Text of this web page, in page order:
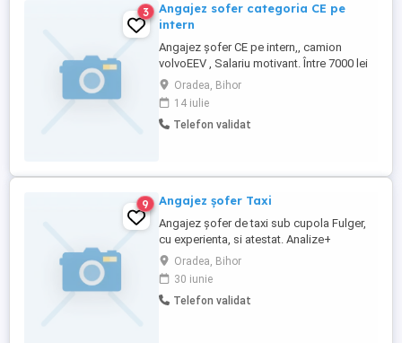
3
Angajez sofer categoria CE pe
intern
Angajez șofer CE pe intern,, camion
volvoEEV , Salariu motivant. Între 7000 lei
și 9500 lei. Pt detalii sunați vă rog
Oradea, Bihor
14 iulie
Telefon validat
9 Angajez șofer Taxi
Angajez șofer de taxi sub cupola Fulger,
cu experienta, si atestat. Analize+
angajare sunt suportate de angajator.
Masina este noua, prima autorizație a
mașinii. Dacia Logan, 2022.Ofer și aștept
seriozitate. Pt detalii răspund doar
Oradea, Bihor
30 iunie
Telefon validat